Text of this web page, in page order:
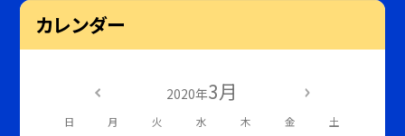
カレンダー
2020年3月
日 月 火 水 木 金 土